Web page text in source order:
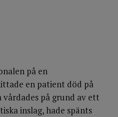
på en
en patient död på
vårdades på grund av ett
inslag, hade spänts